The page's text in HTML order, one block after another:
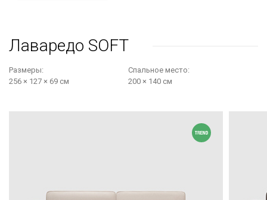
Лаваредо SOFT
Размеры:
256 × 127 × 69 см
Cпальное место:
200 × 140 см